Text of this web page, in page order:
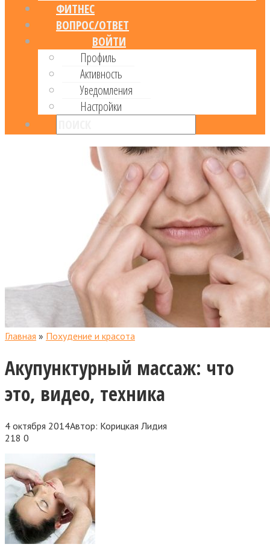
ФИТНЕС
ВОПРОС/ОТВЕТ
ВОЙТИ
Профиль
Активность
Уведомления
Настройки
Главная » Похудение и красота
Акупунктурный массаж: что
это, видео, техника
4 октября 2014Автор: Корицкая Лидия
218 0